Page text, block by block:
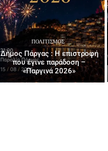
ΠΟΛΙΤΙΣΜΌΣ
Δήμος Πάργας : Η επιστροφή
που έγινε παράδοση –
«Παργινά 2026»